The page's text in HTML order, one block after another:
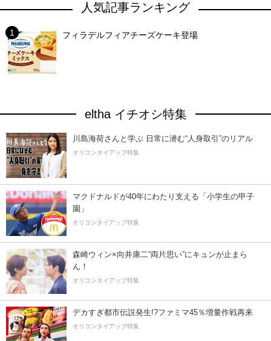
人気記事ランキング
フィラデルフィアチーズケーキ登場
eltha イチオシ特集
川島海荷さんと学ぶ 日常に潜む“人身取引”のリアル
オリコンタイアップ特集
マクドナルドが40年にわたり支える「小学生の甲子
園」
オリコンタイアップ特集
森崎ウィン×向井康二“両片思い”にキュンが止まら
ん！
オリコンタイアップ特集
デカすぎ都市伝説発生!?ファミマ45％増量作戦再来
オリコンタイアップ特集